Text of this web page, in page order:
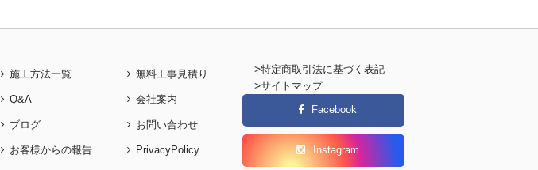
施工方法一覧
Q&A
ブログ
お客様からの報告
無料工事見積り
会社案内
お問い合わせ
PrivacyPolicy
>特定商取引法に基づく表記
>サイトマップ
Facebook
Instagram